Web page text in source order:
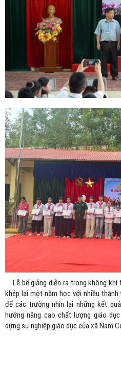
Lễ bế giảng diễn ra trong không khí
khép lại một năm học với nhiều
để các trường nhìn lại những kết
hướng nâng cao chất lượng giáo
dựng sự nghiệp giáo dục của xã Nam